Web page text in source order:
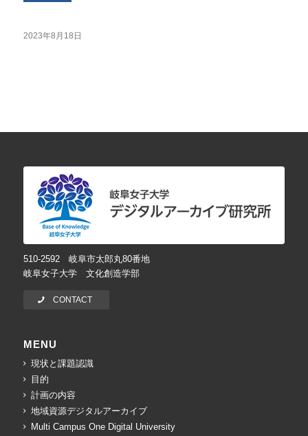
2023年8月18日
510-2592 岐阜市太郎丸80番地
岐阜女子大学 文化創造学部
CONTACT
MENU
現状と課題認識
目的
計画の内容
地域資源デジタルアーカイブ
Multi Campus One Digital University